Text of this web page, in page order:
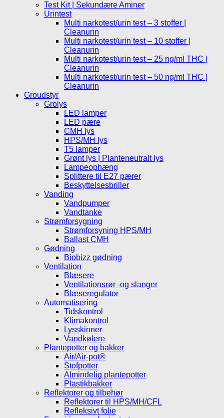
Test Kit | Sekundære Aminer
Urintest
Multi narkotest/urin test – 3 stoffer |
Cleanurin
Multi narkotest/urin test – 10 stoffer |
Cleanurin
Multi narkotest/urin test – 25 ng/ml THC |
Cleanurin
Multi narkotest/urin test – 50 ng/ml THC |
Cleanurin
Groudstyr
Grolys
LED lamper
LED pære
CMH lys
HPS/MH lys
T5 lamper
Grønt lys | Planteneutralt lys
Lampeophæng
Splittere til E27 pærer
Beskyttelsesbriller
Vanding
Vandpumper
Vandtanke
Strømforsygning
Strømforsyning HPS/MH
Ballast CMH
Gødning
Biobizz gødning
Ventilation
Blæsere
Ventilationsrør -og slanger
Blæseregulator
Automatisering
Tidskontrol
Klimakontrol
Lysskinner
Vandkølere
Plantepotter og bakker
Air/Air-pot®
Stofpotter
Almindelig plantepotter
Plastikbakker
Reflektorer og tilbehør
Reflektorer til HPS/MH/CFL
Refleksivt folie